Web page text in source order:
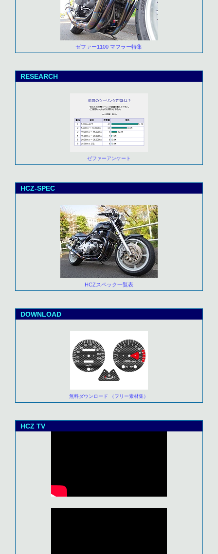
ゼファー1100 マフラー特集
RESEARCH
ゼファーアンケート
HCZ-SPEC
HCZスペック一覧表
DOWNLOAD
無料ダウンロード （フリー素材集）
HCZ TV